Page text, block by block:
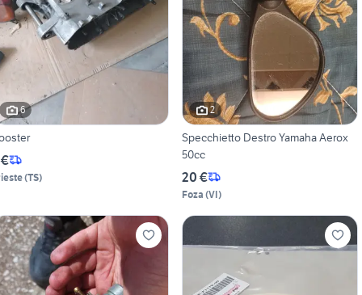
6
(TS)
2
Specchietto Destro Yamaha Aerox
50cc
20 €
Foza (VI)